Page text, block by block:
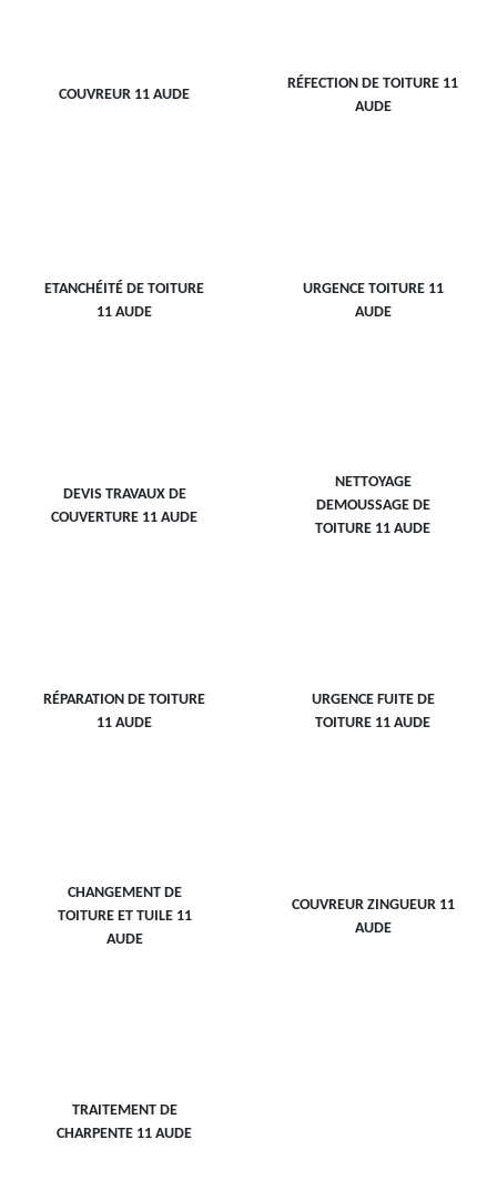
COUVREUR 11 AUDE
RÉFECTION DE TOITURE 11
AUDE
ETANCHÉITÉ DE TOITURE
11 AUDE
URGENCE TOITURE 11
AUDE
DEVIS TRAVAUX DE
COUVERTURE 11 AUDE
NETTOYAGE
DEMOUSSAGE DE
TOITURE 11 AUDE
RÉPARATION DE TOITURE
11 AUDE
URGENCE FUITE DE
TOITURE 11 AUDE
CHANGEMENT DE
TOITURE ET TUILE 11
AUDE
COUVREUR ZINGUEUR 11
AUDE
TRAITEMENT DE
CHARPENTE 11 AUDE